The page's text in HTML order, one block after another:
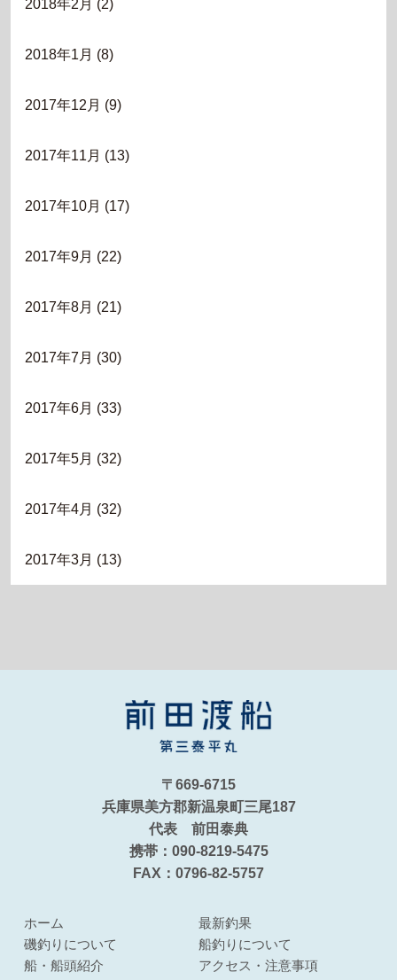
2018年2月 (2)
2018年1月 (8)
2017年12月 (9)
2017年11月 (13)
2017年10月 (17)
2017年9月 (22)
2017年8月 (21)
2017年7月 (30)
2017年6月 (33)
2017年5月 (32)
2017年4月 (32)
2017年3月 (13)
〒669-6715
兵庫県美方郡新温泉町三尾187
代表 前田泰典
携帯：090-8219-5475
FAX：0796-82-5757
ホーム
最新釣果
磯釣りについて
船釣りについて
船・船頭紹介
アクセス・注意事項